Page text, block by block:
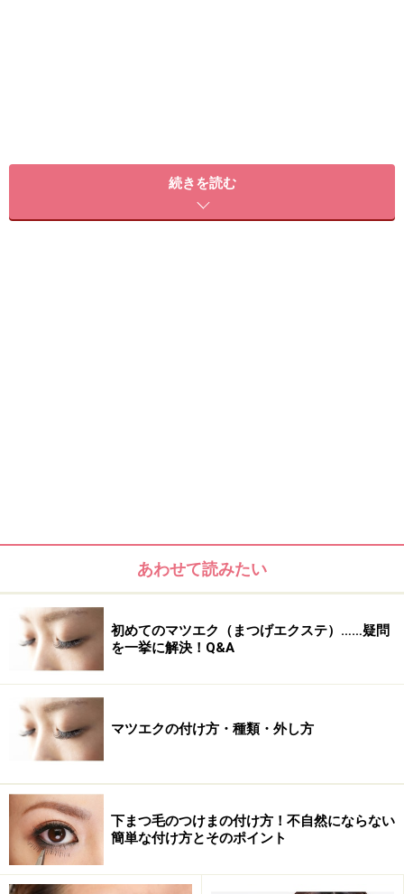
【時短美ワザ1】 くるるんまつ毛を1日
まるでホットビューラーのように、熱のチカラでカール
がつきやすくなります。
続きを読む
あわせて読みたい
初めてのマツエク（まつげエクステ）……疑問
を一挙に解決！Q&A
マツエクの付け方・種類・外し方
下まつ毛のつけまの付け方！不自然にならない
簡単な付け方とそのポイント